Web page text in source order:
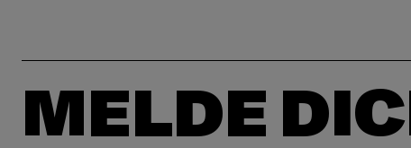
MELDE